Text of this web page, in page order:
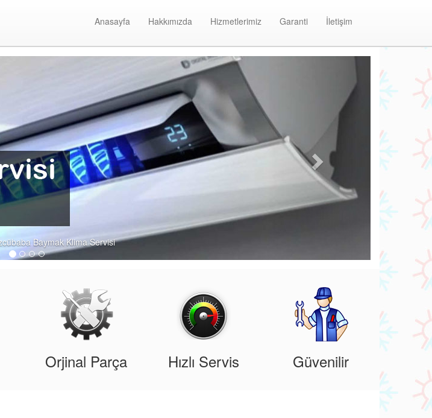
Anasayfa Hakkımızda Hizmetlerimiz Garanti İletişim
Orjinal Parça Hızlı Servis Güvenilir